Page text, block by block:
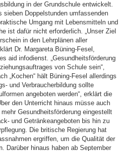
in der Grundschule entwickelt.
sieben Doppelstunden umfassenden
Umgang mit Lebensmitteln und
ist dafür nicht erforderlich. „Unser Ziel
in den Lehrplänen aller
Dr. Margareta Büning-Fesel,
aid infodienst. „Gesundheitsförderung
von Schule sein“,
„Kochen“ hält Büning-Fesel allerdings
und Verbraucherbildung sollte
angeboten werden“, erklärt die
den Unterricht hinaus müsse auch
Gesundheitsförderung eingestellt
und Getränkeangeboten bis hin zu
Die britische Regierung hat
ergriffen, um die Qualität der
Darüber hinaus haben ab September